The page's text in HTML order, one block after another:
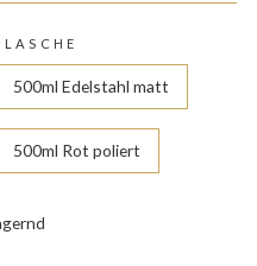
500ml Edelstahl matt
500ml Rot poliert